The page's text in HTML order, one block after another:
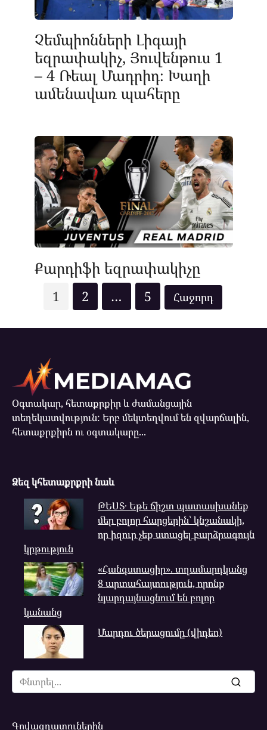
Չեմպիոնների Լիգայի
եզրափակիչ, Յուվենթուս 1
– 4 Ռեալ Մադրիդ։ Խաղի
ամենավառ պահերը
Քարդիֆի եզրափակիչը
pagination
1 2 … 5
Օգտակար, հետաքրքիր և ժամանցային
տեղեկատվություն: Երբ մեկտեղվում են զվարճալին,
հետաքրքիրն ու օգտակարը...
Ձեզ կհետաքրքրի նաև
ԹԵՍՏ․ Եթե ճիշտ պատասխանեք
մեր բոլոր հարցերին՝ կնշանակի,
որ իզուր չեք ստացել բարձրագույն
կրթություն
«Հանգստացիր». տղամարդկանց
8 արտահայտություն, որոնք
նյարդայնացնում են բոլոր
կանանց
Մարդու ծերացումը (վիդեո)
Search
for:
Գովազդատուներին